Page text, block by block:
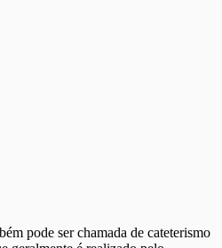
pode ser chamada de cateterismo